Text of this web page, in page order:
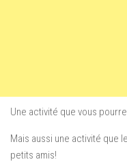
Une activité que vous
Mais aussi une activité que
petits amis!